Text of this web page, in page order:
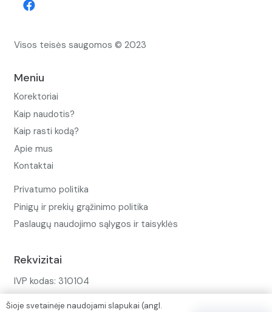
Visos teisės saugomos © 2023
Meniu
Korektoriai
Kaip naudotis?
Kaip rasti kodą?
Apie mus
Kontaktai
Privatumo politika
Pinigų ir prekių grąžinimo politika
Paslaugų naudojimo sąlygos ir taisyklės
Rekvizitai
IVP kodas: 310104
Šioje svetainėje naudojami slapukai (angl.